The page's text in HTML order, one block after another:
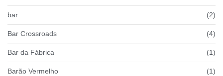
bar (2)
Bar Crossroads (4)
Bar da Fábrica (1)
Barão Vermelho (1)